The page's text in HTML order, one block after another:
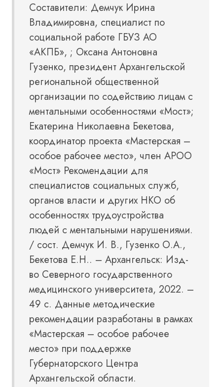
Составители: Демчук Ирина
Владимировна, специалист по
социальной работе ГБУЗ АО
«АКПБ», ; Оксана Антоновна
Гузенко, президент Архангельской
региональной общественной
организации по содействию лицам с
ментальными особенностями «Мост»;
Екатерина Николаевна Бекетова,
координатор проекта «Мастерская –
особое рабочее место», член АРОО
«Мост» Рекомендации для
специалистов социальных служб,
органов власти и других НКО об
особенностях трудоустройства
людей с ментальными нарушениями.
/ сост. Демчук И. В., Гузенко О.А.,
Бекетова Е.Н.. – Архангельск: Изд-
во Северного государственного
медицинского университета, 2022. –
49 с. Данные методические
рекомендации разработаны в рамках
«Мастерская – особое рабочее
место» при поддержке
Губернаторского Центра
Архангельской области.